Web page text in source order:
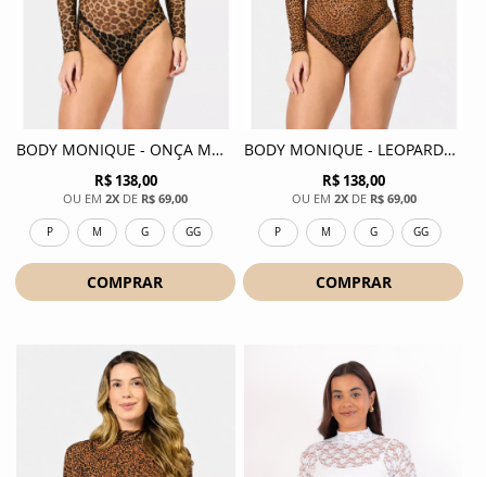
BODY MONIQUE - ONÇA MOUSSE
R$ 138,00
2X DE R$ 69,00
P M G GG
COMPRAR
BODY MONIQUE - LEOPARDO AVELA
R$ 138,00
2XDE R$ 69,00
P M G GG
COMPRAR